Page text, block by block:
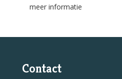
meer informatie
Contact